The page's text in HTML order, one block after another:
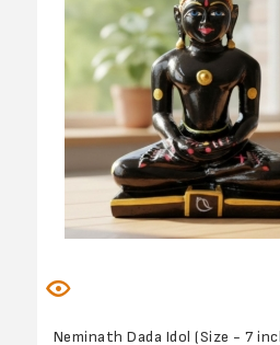
Neminath Dada Idol (Size - 7